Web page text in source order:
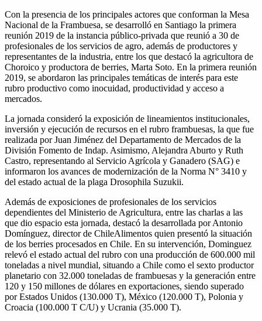
Con la presencia de los principales actores que conforman la Mesa
Nacional de la Frambuesa, se desarrolló en Santiago la primera
reunión 2019 de la instancia público-privada que reunió a 30 de
profesionales de los servicios de agro, además de productores y
representantes de la industria, entre los que destacó la agricultora de
Choroico y productora de berries, Marta Soto. En la primera reunión
2019, se abordaron las principales temáticas de interés para este
rubro productivo como inocuidad, productividad y acceso a
mercados.
La jornada consideró la exposición de lineamientos institucionales,
inversión y ejecución de recursos en el rubro frambuesas, la que fue
realizada por Juan Jiménez del Departamento de Mercados de la
División Fomento de Indap. Asimismo, Alejandra Aburto y Ruth
Castro, representando al Servicio Agrícola y Ganadero (SAG) e
informaron los avances de modernización de la Norma N° 3410 y
del estado actual de la plaga Drosophila Suzukii.
Además de exposiciones de profesionales de los servicios
dependientes del Ministerio de Agricultura, entre las charlas a las
que dio espacio esta jornada, destacó la desarrollada por Antonio
Domínguez, director de ChileAlimentos quien presentó la situación
de los berries procesados en Chile. En su intervención, Dominguez
relevó el estado actual del rubro con una producción de 600.000 mil
toneladas a nivel mundial, situando a Chile como el sexto productor
planetario con 32.000 toneladas de frambuesas y la generación entre
120 y 150 millones de dólares en exportaciones, siendo superado
por Estados Unidos (130.000 T), México (120.000 T), Polonia y
Croacia (100.000 T C/U) y Ucrania (35.000 T).